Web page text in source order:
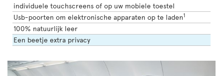
individuele touchscreens of op uw mobiele toestel
Usb-poorten om elektronische apparaten op te laden1
100% natuurlijk leer
Een beetje extra privacy